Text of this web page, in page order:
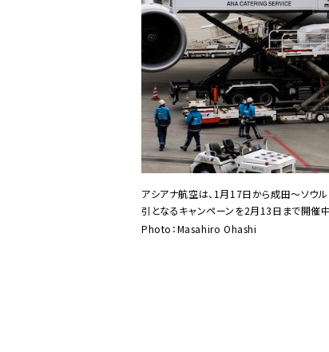
アシアナ航空は、1月17日から成田〜ソウ
引となるキャンペーンを2月13日まで開催中
Photo：Masahiro Ohashi